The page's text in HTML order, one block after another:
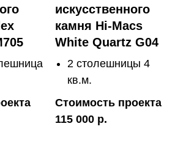
искусственного
камня Hi-Macs
White Quartz G04
2 столешницы 4
кв.м.
Стоимость проекта
115 000 р.